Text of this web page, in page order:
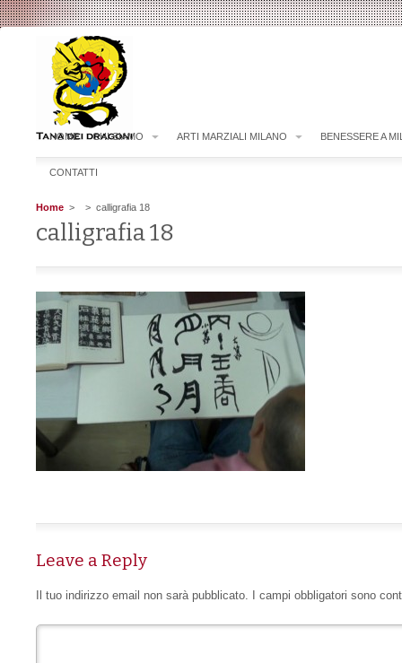
HOME CHI SIAMO ARTI MARZIALI MILANO BENESSERE A
CONTATTI
Home > > calligrafia 18
calligrafia 18
Leave a Reply
Il tuo indirizzo email non sarà pubblicato. I campi obbligatori sono